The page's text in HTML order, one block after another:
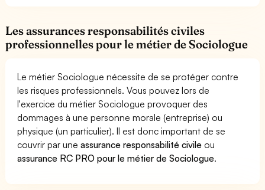
Les assurances responsabilités civiles
professionnelles pour le métier de Sociologue
Le métier Sociologue nécessite de se protéger contre
les risques professionnels. Vous pouvez lors de
l'exercice du métier Sociologue provoquer des
dommages à une personne morale (entreprise) ou
physique (un particulier). Il est donc important de se
couvrir par uneassurance responsabilité civile ou
assurance RC PRO pour le métier de Sociologue.